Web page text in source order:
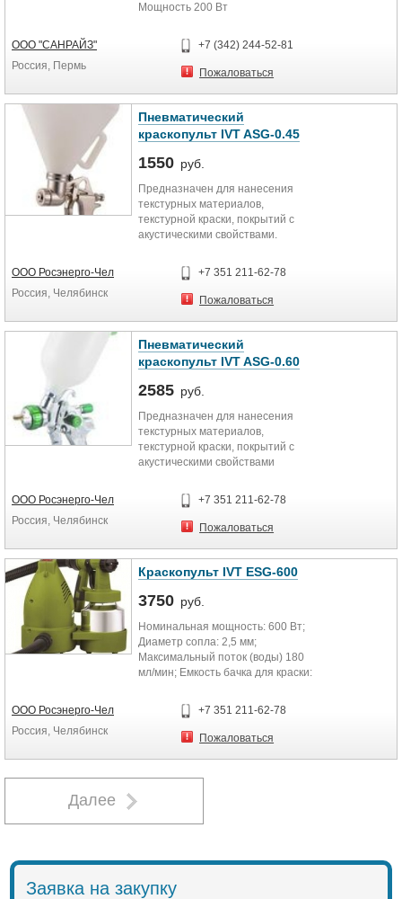
Мощность 200 Вт
Длина клеевого стержня 200 мм
Диаметр стержня 11 мм
Электронная регулировка
Габариты в упаковке 250х50х170
мм
Вес 0.35 кг
Вес брутто 0.46 кг
ООО "САНРАЙЗ"
Россия, Пермь
+7 (342) 244-52-81
Пожаловаться
Пневматический
краскопульт IVT ASG-0.45
1550 руб.
Предназначен для нанесения
текстурных материалов,
текстурной краски, покрытий с
акустическими свойствами.
ООО Росэнерго-Чел
Россия, Челябинск
+7 351 211-62-78
Пожаловаться
Пневматический
краскопульт IVT ASG-0.60
2585 руб.
Предназначен для нанесения
текстурных материалов,
текстурной краски, покрытий с
акустическими свойствами
ООО Росэнерго-Чел
Россия, Челябинск
+7 351 211-62-78
Пожаловаться
Краскопульт IVT ESG-600
3750 руб.
Номинальная мощность: 600 Вт;
Диаметр сопла: 2,5 мм;
Максимальный поток (воды) 180
мл/мин; Емкость бачка для краски:
ремень, гибкий воздушный шланг,
колпачок для измерения вязкости.
ООО Росэнерго-Чел
Россия, Челябинск
+7 351 211-62-78
Пожаловаться
Далее
Заявка на закупку